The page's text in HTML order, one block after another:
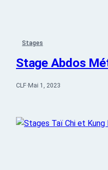
Stages
Stage Abdos
CLF·Mai 1, 2023